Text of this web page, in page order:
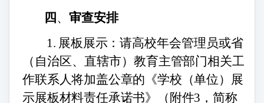
四 、 审查安排
1. 展板展示：请高校年会管理员或省
（自治区、直辖市）教育主管部门相关工
作联系人将加盖公章的《学校（单位）展
示展板材料责任承诺书》（附件3，简称